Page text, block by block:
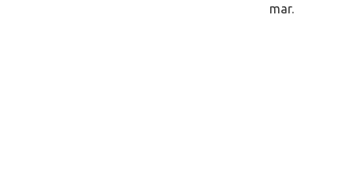
mar.